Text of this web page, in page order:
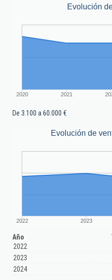
Evolución
2020 2021
De 3.100 a 60.000 €
Evolución de
2022 2023
Año
2022
2023
2024